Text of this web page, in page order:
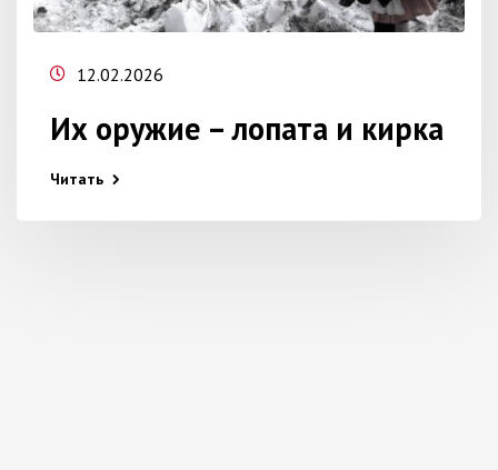
12.02.2026
Их оружие – лопата и кирка
Читать